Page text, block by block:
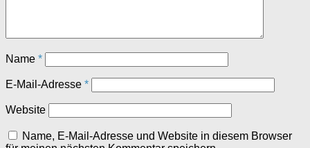
Name *
E-Mail-Adresse *
Website
Name, E-Mail-Adresse und Website in diesem Browser